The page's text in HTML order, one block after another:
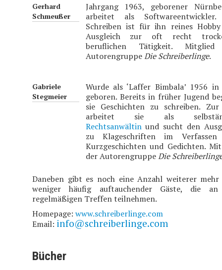
Gerhard
Schmeußer
Jahrgang 1963, geborener
arbeitet als Softwareentwickler.
Schreiben ist für ihn reines
Ausgleich zur oft recht
beruflichen Tätigkeit.
AutorengruppeDie Schreiberlinge.
Gabriele
Stegmeier
Wurde als ‘Laffer Bimbala’ 1956
geboren. Bereits in früher Jugend
sie Geschichten zu schreiben.
arbeitet sie als
Rechtsanwältinund sucht den
zu Klageschriften im
Kurzgeschichten und Gedichten.
der AutorengruppeDie
Daneben gibt es noch eine Anzahl weiterer mehr
weniger häufig auftauchender Gäste, die
regelmäßigen Treffen teilnehmen.
Homepage: www.schreiberlinge.com
Email: info@schreiberlinge.com
Bücher